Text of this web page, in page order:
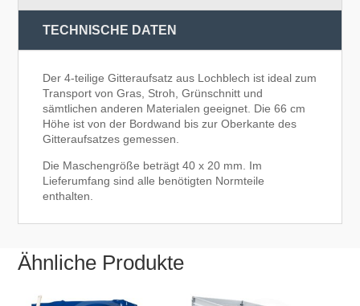
TECHNISCHE DATEN
Der 4-teilige Gitteraufsatz aus Lochblech ist ideal zum
Transport von Gras, Stroh, Grünschnitt und
sämtlichen anderen Materialen geeignet. Die 66 cm
Höhe ist von der Bordwand bis zur Oberkante des
Gitteraufsatzes gemessen.
Die Maschengröße beträgt 40 x 20 mm. Im
Lieferumfang sind alle benötigten Normteile
enthalten.
Ähnliche Produkte